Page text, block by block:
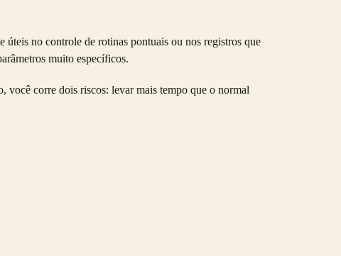
úteis no controle de rotinas pontuais ou nos registros que
muito específicos.
você corre dois riscos: levar mais tempo que o normal